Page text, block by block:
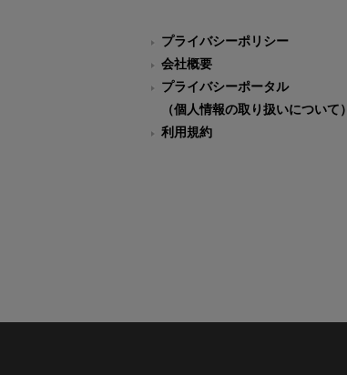
プライバシーポリシー
会社概要
プライバシーポータル
（個人情報の取り扱いについて）
利用規約